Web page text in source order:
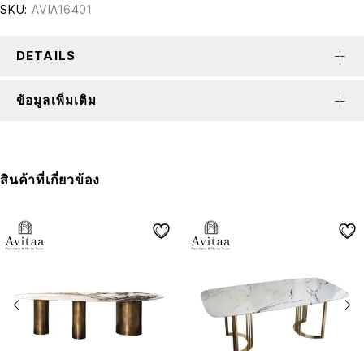
SKU: AVIA16401
DETAILS
ข้อมูลเพิ่มเติม
สินค้าที่เกี่ยวข้อง